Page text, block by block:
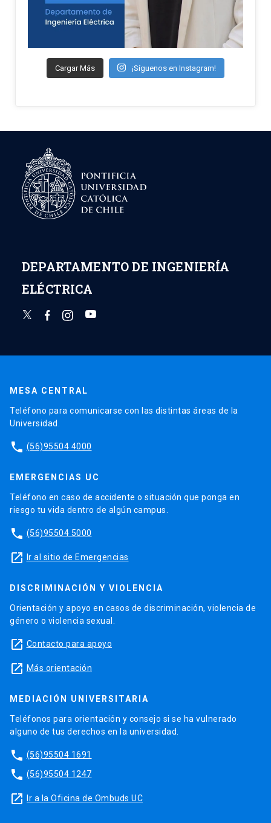
Cargar Más ¡Síguenos en Instagram!
DEPARTAMENTO DE INGENIERÍA
ELÉCTRICA
MESA CENTRAL
Teléfono para comunicarse con las distintas áreas de la
Universidad.
phone (56)95504 4000
EMERGENCIAS UC
Teléfono en caso de accidente o situación que ponga en
riesgo tu vida dentro de algún campus.
phone (56)95504 5000
launch Ir al sitio de Emergencias
DISCRIMINACIÓN Y VIOLENCIA
Orientación y apoyo en casos de discriminación, violencia de
género o violencia sexual.
launch Contacto para apoyo
launch Más orientación
MEDIACIÓN UNIVERSITARIA
Teléfonos para orientación y consejo si se ha vulnerado
alguno de tus derechos en la universidad.
phone (56)95504 1691
phone (56)95504 1247
launch Ir a la Oficina de Ombuds UC